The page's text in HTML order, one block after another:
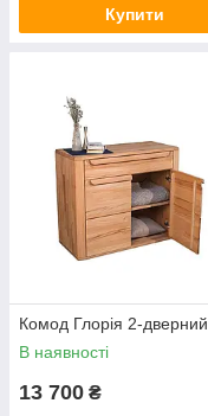
Купити
Комод Глорія 2-дверний
В наявності
13 700 ₴